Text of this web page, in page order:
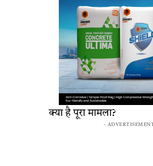
क्या है पूरा मामला?
-